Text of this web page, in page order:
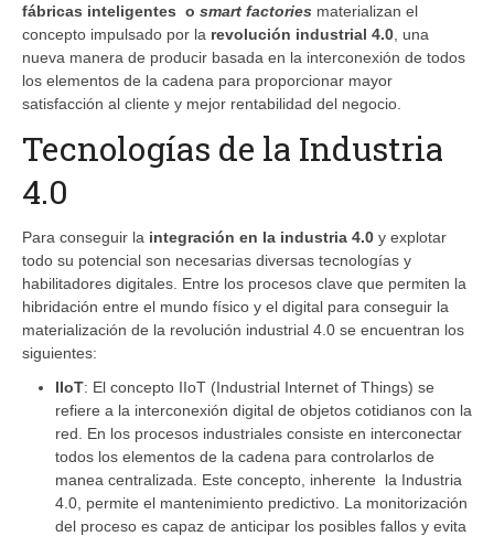
fábricas inteligentes o smart factories materializan el
concepto impulsado por la revolución industrial 4.0 , una
nueva manera de producir basada en la interconexión de todos
los elementos de la cadena para proporcionar mayor
satisfacción al cliente y mejor rentabilidad del negocio.
Tecnologías de la Industria
4.0
Para conseguir la integración en la industria 4.0 y explotar
todo su potencial son necesarias diversas tecnologías y
habilitadores digitales. Entre los procesos clave que permiten la
hibridación entre el mundo físico y el digital para conseguir la
materialización de la revolución industrial 4.0 se encuentran los
siguientes:
IIoT: El concepto IIoT (Industrial Internet of Things) se
refiere a la interconexión digital de objetos cotidianos con la
red. En los procesos industriales consiste en interconectar
todos los elementos de la cadena para controlarlos de
manea centralizada. Este concepto, inherente
la Industria
4.0, permite el mantenimiento predictivo. La monitorización
del proceso es capaz de anticipar los posibles fallos y evita